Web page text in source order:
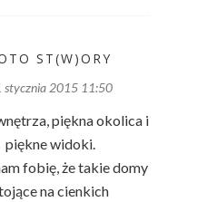
ST(W)ORY
stycznia 2015 11:50
piękna okolica i
piękne widoki.
fobię, że takie domy
na cienkich